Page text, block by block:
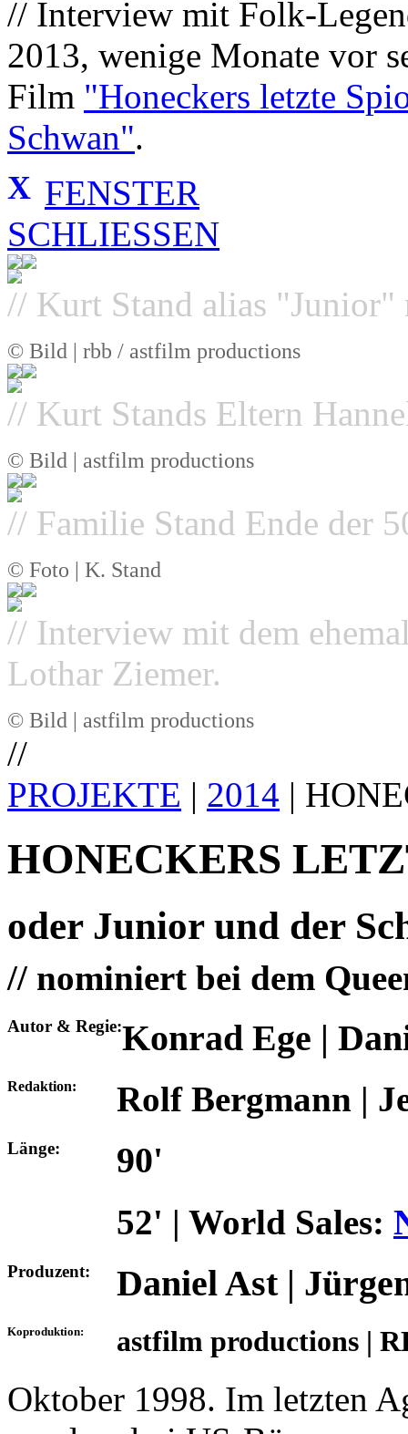
// Interview mit Folk-
2013, wenige Monate vor
Film "Honeckers letzte
Schwan".
X FENSTER
SCHLIESSEN
// Kurt Stand alias "Junior"
© Bild | rbb / astfilm productions
// Kurt Stands Eltern
© Bild | astfilm productions
// Familie Stand Ende der
© Foto | K. Stand
// Interview mit dem
Lothar Ziemer.
© Bild | astfilm productions
//
PROJEKTE | 2014 |
HONECKERS
oder Junior und der
// nominiert bei dem
Autor & Regie:Konrad Ege |
Redaktion: Rolf Bergmann |
Länge: 90'
52' | World Sales:
Produzent: Daniel Ast |
Koproduktion: astfilm productions |
Oktober 1998. Im letzten